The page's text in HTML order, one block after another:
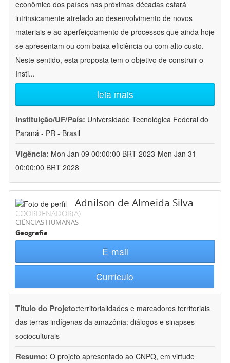
econômico dos países nas próximas décadas estará
intrinsicamente atrelado ao desenvolvimento de novos
materiais e ao aperfeiçoamento de processos que ainda hoje
se apresentam ou com baixa eficiência ou com alto custo.
Neste sentido, esta proposta tem o objetivo de construir o
Insti...
leia mais
Instituição/UF/País: Universidade Tecnológica Federal do
Paraná - PR - Brasil
Vigência: Mon Jan 09 00:00:00 BRT 2023-Mon Jan 31
00:00:00 BRT 2028
Adnilson de Almeida Silva
COORDENADOR(A)
CIÊNCIAS HUMANAS
Geografia
E-mail
Currículo
Título do Projeto:territorialidades e marcadores territoriais
das terras indígenas da amazônia: diálogos e sinapses
socioculturais
Resumo: O projeto apresentado ao CNPQ, em virtude